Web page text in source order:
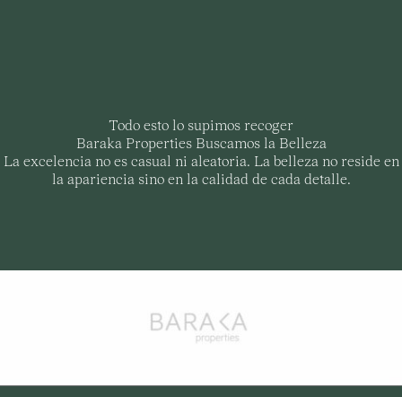
Todo esto lo supimos recoger
Baraka Properties Buscamos la Belleza
La excelencia no es casual ni aleatoria. La belleza no reside en
la apariencia sino en la calidad de cada detalle.